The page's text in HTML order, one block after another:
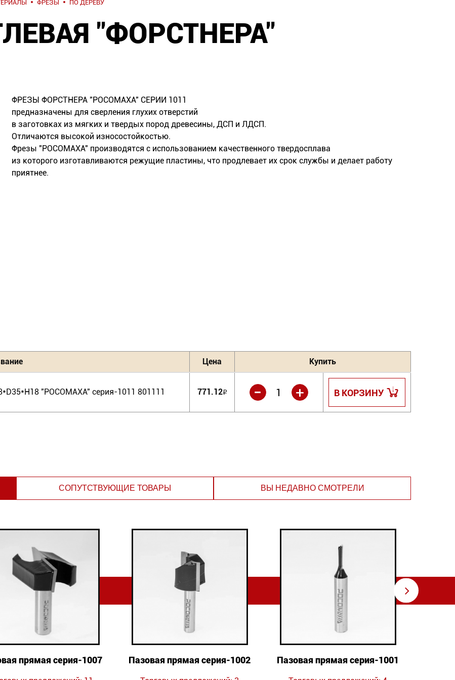
ФРЕЗЫ ПО ДЕРЕВУ
"ФОРСТНЕРА"
ФРЕЗЫ ФОРСТНЕРА "РОСОМАХА" СЕРИИ 1011
предназначены для сверления глухих отверстий
в заготовках из мягких и твердых пород древесины, ДСП и ЛДСП.
Отличаются высокой износостойкостью.
Фрезы "РОСОМАХА" производятся с использованием качественного твердосплава
из которого изготавливаются режущие пластины, что продлевает их срок службы и делает работу
приятнее.
Цена Купить
"РОСОМАХА" серия-1011 801111 771.12Р +
- В КОРЗИНУ
прямая серия-1007 Пазовая прямая серия-1002 Пазовая прямая серия-1001
⇨
СОПУТСТВУЮЩИЕ ТОВАРЫ ВЫ НЕДАВНО СМОТРЕЛИ